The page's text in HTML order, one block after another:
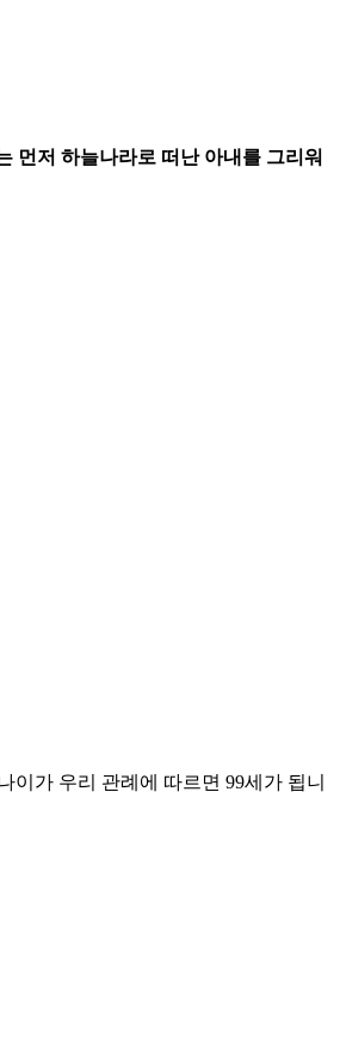
먼저 하늘나라로 떠난 아내를 그리워
가 우리 관례에 따르면 99세가 됩니